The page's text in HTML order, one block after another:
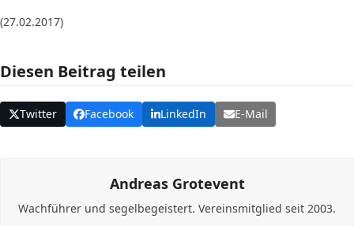
(27.02.2017)
Diesen Beitrag teilen
Twitter Facebook LinkedIn E-Mail
Andreas Grotevent
Wachführer und segelbegeistert. Vereinsmitglied seit 2003.